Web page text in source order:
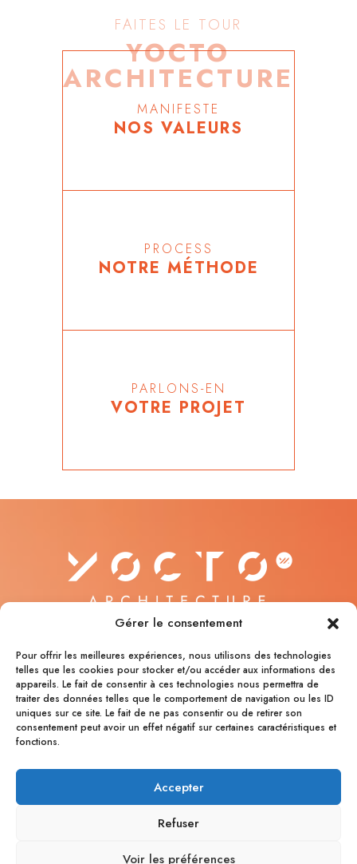
Gérer le consentement
Pour offrir les meilleures expériences, nous utilisons des technologies
telles que les cookies pour stocker et/ou accéder aux informations des
appareils. Le fait de consentir à ces technologies nous permettra de
traiter des données telles que le comportement de navigation ou les ID
uniques sur ce site. Le fait de ne pas consentir ou de retirer son
consentement peut avoir un effet négatif sur certaines caractéristiques et
fonctions.
Accepter
Refuser
Voir les préférences
FAITES LE TOUR
YOCTO
ARCHITECTURE
MANIFESTE
NOS VALEURS
PROCESS
NOTRE MÉTHODE
PARLONS-EN
VOTRE PROJET
Architectes associés
1 rue du prieuré 87230 LES CARS
contact@yocto.archi
Société inscrite à l’Ordre des Architectes